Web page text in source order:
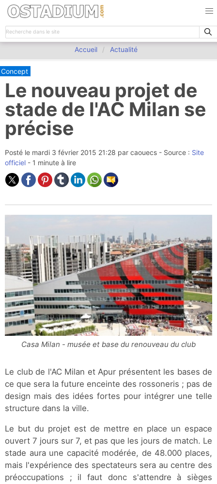
Accueil Actualité
Concept
Le nouveau projet de
stade de l'AC Milan se
précise
Posté le mardi 3 février 2015 21:28 par caouecs - Source : Site
officiel - 1 minute à lire
Casa Milan - musée et base du renouveau du club
Le club de l'AC Milan et Apur présentent les bases de
ce que sera la future enceinte des rossoneris ; pas de
design mais des idées fortes pour intégrer une telle
structure dans la ville.
Le but du projet est de mettre en place un espace
ouvert 7 jours sur 7, et pas que les jours de match. Le
stade aura une capacité modérée, de 48.000 places,
mais l'expérience des spectateurs sera au centre des
préoccupations ; il faut donc s'attendre à sièges